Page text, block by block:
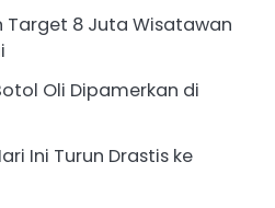
Target 8 Juta Wisatawan
Oli Dipamerkan di
Ini Turun Drastis ke